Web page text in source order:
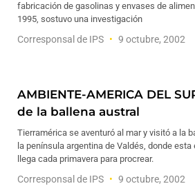
fabricación de gasolinas y envases de
1995, sostuvo una investigación
Corresponsal de IPS 9 octubre, 2002
AMBIENTE-AMERICA DEL
de la ballena austral
Tierramérica se aventuró al mar y visitó a la
la península argentina de Valdés, donde
llega cada primavera para procrear.
Corresponsal de IPS 9 octubre, 2002